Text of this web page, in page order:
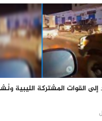
إلى القوات المشتركة الليبية